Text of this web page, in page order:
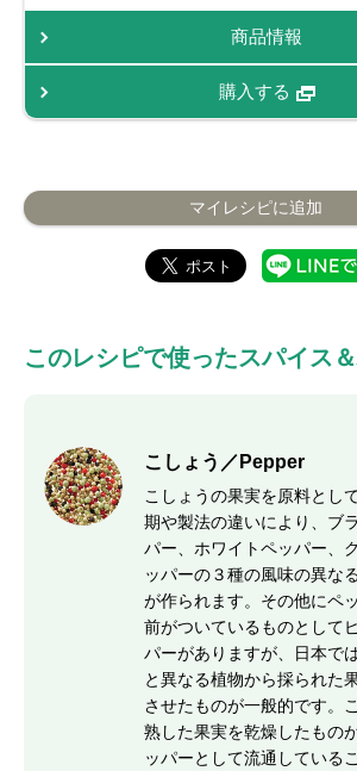
商品情報
購入する
マイレシピに追加
このレシピで使ったスパイス
こしょう／Pepper
こしょうの果実を原料とし
期や製法の違いにより、ブ
パー、ホワイトペッパー、
ッパーの３種の風味の異な
が作られます。その他にペ
前がついているものとして
パーがありますが、日本で
と異なる植物から採られた
させたものが一般的です。
熟した果実を乾燥したもの
ッパーとして流通している